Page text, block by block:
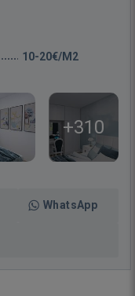
10-20€/M2
+310
WhatsApp